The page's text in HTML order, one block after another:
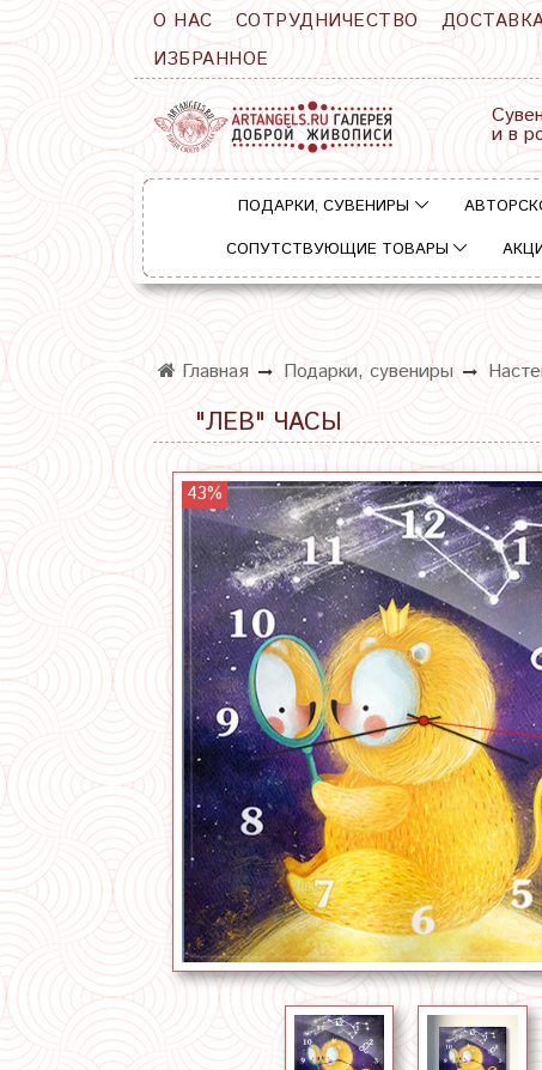
О НАС СОТРУДНИЧЕСТВО
ИЗБРАННОЕ
и в
ПОДАРКИ, СУВЕНИРЫ
СОПУТСТВУЮЩИЕ ТОВАРЫ
Главная Подарки, сувениры
"ЛЕВ" ЧАСЫ
43%